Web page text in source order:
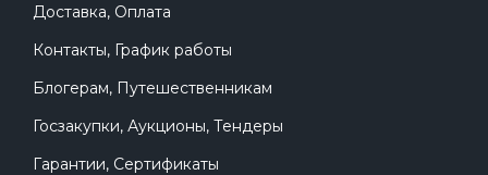
Доставка, Оплата
Контакты, График работы
Блогерам, Путешественникам
Госзакупки, Аукционы, Тендеры
Гарантии, Сертификаты